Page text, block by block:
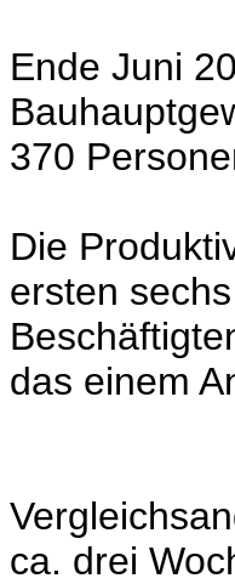
Ende Juni
370
Die
ersten
das einem
ca. drei